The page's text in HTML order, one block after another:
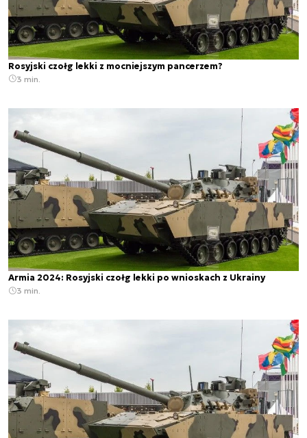
Rosyjski czołg lekki z mocniejszym pancerzem?
3 min.
Armia 2024: Rosyjski czołg lekki po wnioskach z Ukrainy
3 min.